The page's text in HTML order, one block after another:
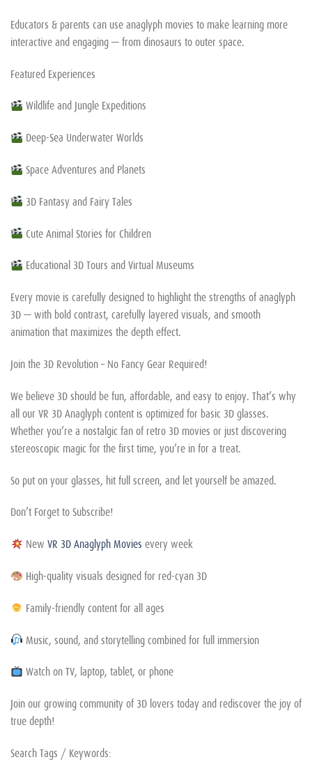
Educators & parents can use anaglyph movies to make learning more
interactive and engaging — from dinosaurs to outer space.
Featured Experiences
Wildlife and Jungle Expeditions
Deep-Sea Underwater Worlds
Space Adventures and Planets
3D Fantasy and Fairy Tales
Cute Animal Stories for Children
Educational 3D Tours and Virtual Museums
Every movie is carefully designed to highlight the strengths of anaglyph
3D — with bold contrast, carefully layered visuals, and smooth
animation that maximizes the depth effect.
Join the 3D Revolution – No Fancy Gear Required!
We believe 3D should be fun, affordable, and easy to enjoy. That’s why
all our VR 3D Anaglyph content is optimized for basic 3D glasses.
Whether you’re a nostalgic fan of retro 3D movies or just discovering
stereoscopic magic for the first time, you’re in for a treat.
So put on your glasses, hit full screen, and let yourself be amazed.
Don’t Forget to Subscribe!
NewVR 3D Anaglyph Movies every week
High-quality visuals designed for red-cyan 3D
Family-friendly content for all ages
Music, sound, and storytelling combined for full immersion
Watch on TV, laptop, tablet, or phone
Join our growing community of 3D lovers today and rediscover the joy of
true depth!
Search Tags / Keywords: